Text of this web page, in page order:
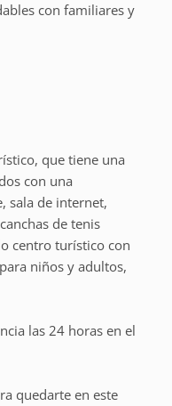
con familiares y
que tiene una
con una
sala de internet,
de tenis
centro turístico con
niños y adultos,
las 24 horas en el
quedarte en este